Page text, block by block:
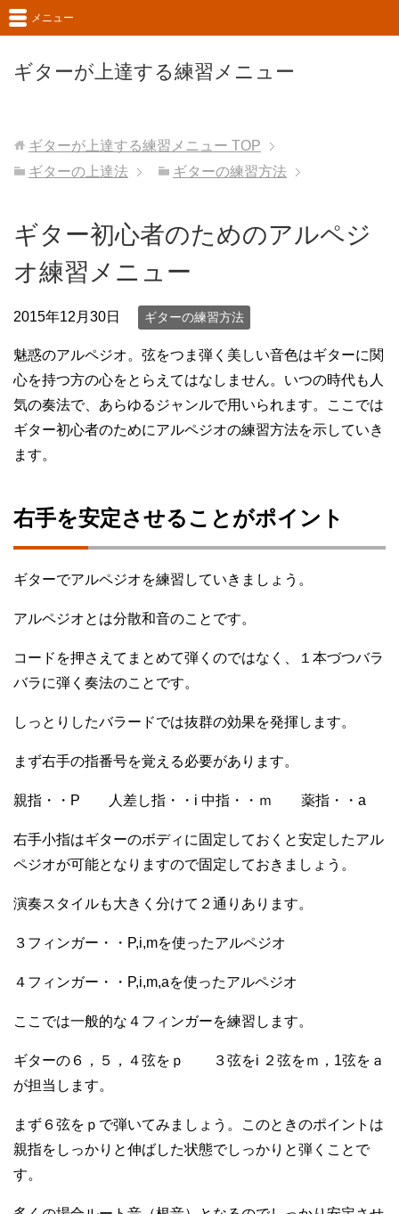
ギターが上達する練習メニュー
メニュー
ギターが上達する練習メニュー TOP
ギターの上達法
ギターの練習方法
ギター初心者のためのアルペジ
オ練習メニュー
2015年12月30日 ギターの練習方法
魅惑のアルペジオ。弦をつま弾く美しい音色はギターに関
心を持つ方の心をとらえてはなしません。いつの時代も人
気の奏法で、あらゆるジャンルで用いられます。ここでは
ギター初心者のためにアルペジオの練習方法を示していき
ます。
右手を安定させることがポイント
ギターでアルペジオを練習していきましょう。
アルペジオとは分散和音のことです。
コードを押さえてまとめて弾くのではなく、１本づつバラ
バラに弾く奏法のことです。
しっとりしたバラードでは抜群の効果を発揮します。
まず右手の指番号を覚える必要があります。
親指・・P 人差し指・・i 中指・・ｍ 薬指・・a
右手小指はギターのボディに固定しておくと安定したアル
ペジオが可能となりますので固定しておきましょう。
演奏スタイルも大きく分けて２通りあります。
３フィンガー・・P,i,mを使ったアルペジオ
４フィンガー・・P,i,m,aを使ったアルペジオ
ここでは一般的な４フィンガーを練習します。
ギターの６，５，４弦をｐ ３弦をi ２弦をｍ，1弦をａ
が担当します。
まず６弦をｐで弾いてみましょう。このときのポイントは
親指をしっかりと伸ばした状態でしっかりと弾くことで
す。